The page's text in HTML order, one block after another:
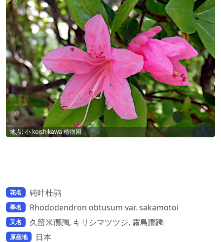
地点: 小 koishikawa 植物园
花名 钝叶杜鹃
學名 Rhododendron obtusum var. sakamotoi
又名 久留米躑躅, キリシマツツジ, 霧島躑躅
原産地 日本